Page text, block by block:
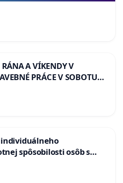
A VÍKENDY V
PRÁCE V SOBOTU
CEZ PRACOVNÝ
HOD. A PRAVIDELNÁ
NA
individuálneho
spôsobilosti osôb s
pri prijímaní do